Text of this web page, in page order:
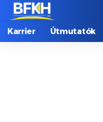
Karrier Útmutatók